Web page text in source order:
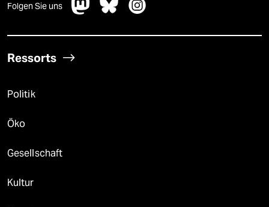
Folgen Sie uns
Ressorts
Politik
Öko
Gesellschaft
Kultur